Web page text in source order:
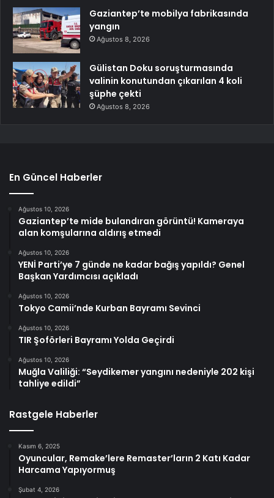
Gaziantep’te mobilya fabrikasında
yangın
Ağustos 8, 2026
Gülistan Doku soruşturmasında
valinin konutundan çıkarılan 4 koli
şüphe çekti
Ağustos 8, 2026
En Güncel Haberler
Ağustos 10, 2026
Gaziantep’te mide bulandıran görüntü! Kameraya
alan komşularına aldırış etmedi
Ağustos 10, 2026
YENİ Parti’ye 7 günde ne kadar bağış yapıldı? Genel
Başkan Yardımcısı açıkladı
Ağustos 10, 2026
Tokyo Camii’nde Kurban Bayramı Sevinci
Ağustos 10, 2026
TIR Şoförleri Bayramı Yolda Geçirdi
Ağustos 10, 2026
Muğla Valiliği: “Seydikemer yangını nedeniyle 202 kişi
tahliye edildi”
Rastgele Haberler
Kasım 6, 2025
Oyuncular, Remake’lere Remaster’ların 2 Katı Kadar
Harcama Yapıyormuş
Şubat 4, 2026